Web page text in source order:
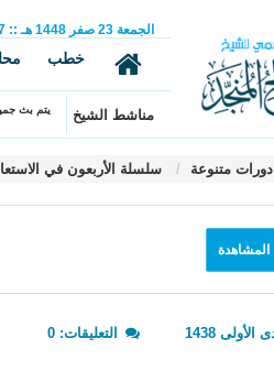
الجمعة 23 صفر 1448 هـ ::
خطب
مناشط الشيخ يتم بث
دورات متنوعة سلسلة الأربعون في
المشاهدة
التعليقات: 0